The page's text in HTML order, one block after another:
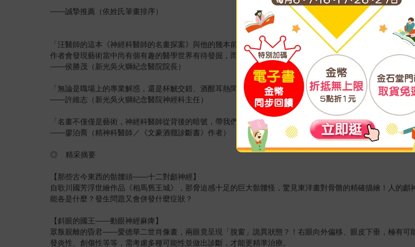
——誠摯推薦（依姓氏筆畫排序）
「汪醫師的這本《神經科醫師的名畫探案》與他的幾本前作一樣，是一本兼顧各類閱讀需求的好書。醫界人
作者會發現藝術當中尚有個有趣的醫學世界有待發掘，而一般讀者則能藉著閱讀這本書同時親近醫學與藝術這
——侯勝茂（新光吳火獅紀念醫院院長）
「無論是職場上的專業解惑，還是杯觥交錯、酒酣耳熱間的談古論今，汪老夫子的腦袋總是像取之不盡的寶
——許維志（新光吳火獅紀念醫院神經科主任）
「名畫不僅僅是藝術，神經科醫師從背後的暗號，帶我們發現畫作中的健康線索與祕密。跨藝術與醫學，揭開
——廖泊喬（精神科醫師／《文豪酒癮診斷書》作者）
◎ 精采摘要
【那些古今東西的骷髏頭——十二對顱神經】
自歌川國芳浮世繪作品《相馬舊王城》，那脅迫感十足的巨大骷髏怪，驚見東洋畫對骨骼的精確描繪！人的
能各是什麼？發生問題又會併發什麼症狀？
【斜眼的國王——動眼神經麻痺】
眾叛親離的昏君——愛德華二世肖像畫，兩眼竟呈現「脫窗」詭異狀態？！右眼向外偏移、眼皮下垂，極有可
發炎性、創傷性等等，需考慮多種可能性並做出診斷，才能更精準治療。